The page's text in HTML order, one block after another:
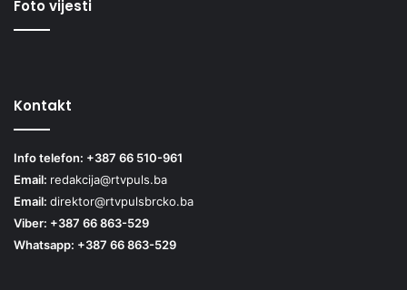
Foto vijesti
Kontakt
Info telefon: +387 66 510-961
Email: redakcija@rtvpuls.ba
Email: direktor@rtvpulsbrcko.ba
Viber: +387 66 863-529
Whatsapp: +387 66 863-529